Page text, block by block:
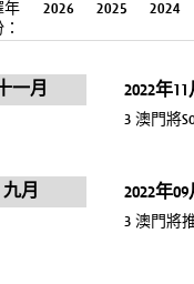
年
2026 2025 2024
一月 2022年11
3 澳門將
九月 2022年09
3 澳門將